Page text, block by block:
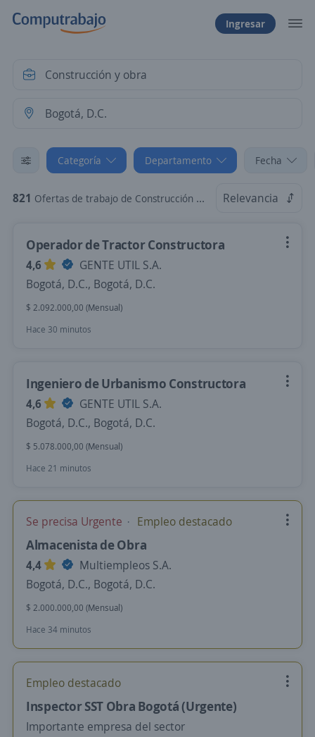
Ingresar
Categoría Departamento Fecha
821 Ofertas de trabajo de Construcción y obra en Bogotá, D.C. Relevancia
Operador de Tractor Constructora
4,6
GENTE UTIL S.A.
Bogotá, D.C., Bogotá, D.C.
$ 2.092.000,00 (Mensual)
Hace 30 minutos
Ingeniero de Urbanismo Constructora
4,6
GENTE UTIL S.A.
Bogotá, D.C., Bogotá, D.C.
$ 5.078.000,00 (Mensual)
Hace 21 minutos
Se precisa Urgente Empleo destacado
Almacenista de Obra
4,4
Multiempleos S.A.
Bogotá, D.C., Bogotá, D.C.
$ 2.000.000,00 (Mensual)
Hace 34 minutos
Empleo destacado
Inspector SST Obra Bogotá (Urgente)
Importante empresa del sector